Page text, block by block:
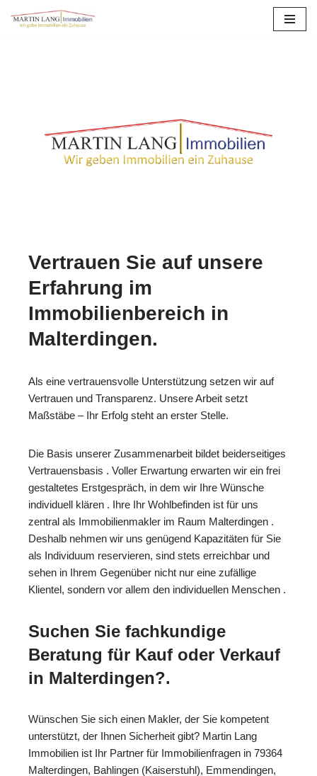
Vertrauen Sie auf unsere
Erfahrung im
Immobilienbereich in
Malterdingen.
Als eine vertrauensvolle Unterstützung setzen wir auf
Vertrauen und Transparenz. Unsere Arbeit setzt
Maßstäbe – Ihr Erfolg steht an erster Stelle.
Die Basis unserer Zusammenarbeit bildet beiderseitiges
Vertrauensbasis . Voller Erwartung erwarten wir ein frei
gestaltetes Erstgespräch, in dem wir Ihre Wünsche
individuell klären . Ihre Ihr Wohlbefinden ist für uns
zentral als Immobilienmakler im Raum Malterdingen .
Deshalb nehmen wir uns genügend Kapazitäten für Sie
als Individuum reservieren, sind stets erreichbar und
sehen in Ihrem Gegenüber nicht nur eine zufällige
Klientel, sondern vor allem den individuellen Menschen .
Suchen Sie fachkundige
Beratung für Kauf oder Verkauf
in Malterdingen?.
Wünschen Sie sich einen Makler, der Sie kompetent
unterstützt, der Ihnen Sicherheit gibt? Martin Lang
Immobilien ist Ihr Partner für Immobilienfragen in 79364
Malterdingen, Bahlingen (Kaiserstuhl), Emmendingen,